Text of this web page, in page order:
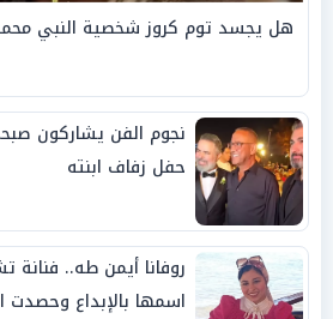
هل يجسد توم كروز شخصية النبي
نجوم الفن يشاركون
حفل زفاف ابنته
روفانا أيمن طه..
اسمها بالإبداع وحصدت